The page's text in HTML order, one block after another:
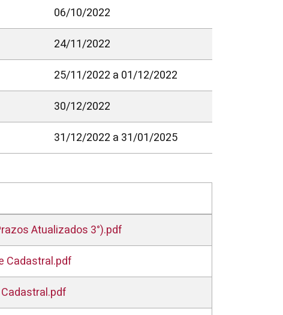
06/10/2022
24/11/2022
25/11/2022 a 01/12/2022
30/12/2022
31/12/2022 a 31/01/2025
Atualizados 3°).pdf
Cadastral.pdf